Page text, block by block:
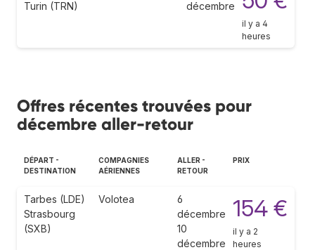
Turin (TRN)
décembre
il y a 4
heures
Offres récentes trouvées pour
décembre aller-retour
DÉPART -
DESTINATION
COMPAGNIES
AÉRIENNES
ALLER -
RETOUR
PRIX
Tarbes (LDE)
Strasbourg
(SXB)
Volotea
6
décembre
10
décembre
154 €
il y a 2
heures